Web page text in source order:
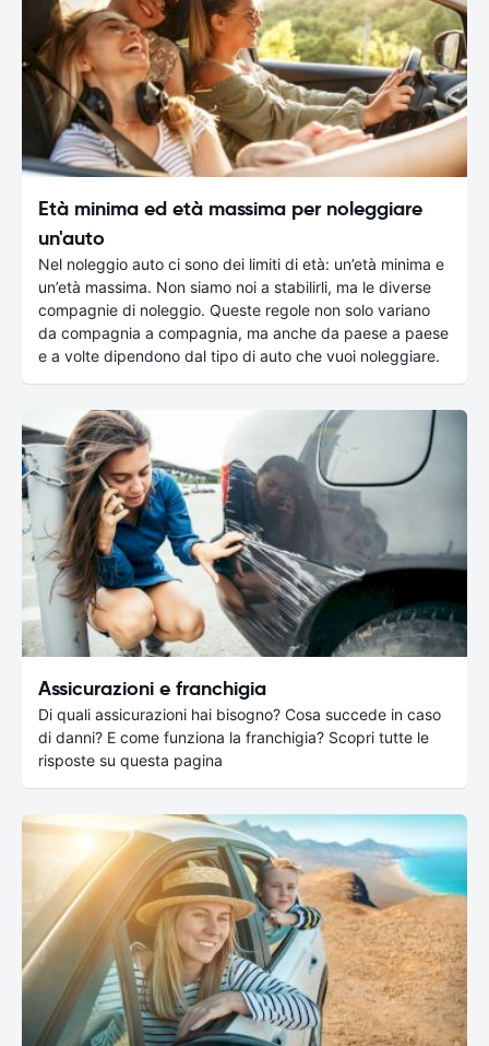
Età minima ed età massima per noleggiare
un'auto
Nel noleggio auto ci sono dei limiti di età: un’età minima e
un’età massima. Non siamo noi a stabilirli, ma le diverse
compagnie di noleggio. Queste regole non solo variano
da compagnia a compagnia, ma anche da paese a paese
e a volte dipendono dal tipo di auto che vuoi noleggiare.
Assicurazioni e franchigia
Di quali assicurazioni hai bisogno? Cosa succede in caso
di danni? E come funziona la franchigia? Scopri tutte le
risposte su questa pagina